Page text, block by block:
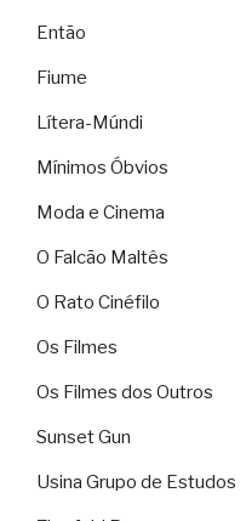
Então
Fiume
Lítera-Múndi
Mínimos Óbvios
Moda e Cinema
O Falcão Maltês
O Rato Cinéfilo
Os Filmes
Os Filmes dos Outros
Sunset Gun
Usina Grupo de Estudos